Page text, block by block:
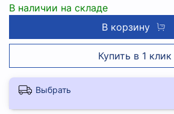
В наличии на складе
В корзину
Купить в 1 клик
Выбрать